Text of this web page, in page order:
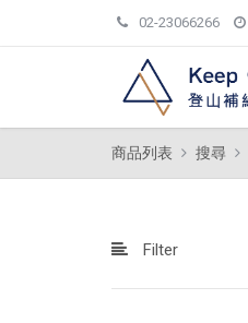
02-23066266
商品列表 搜尋
Filter